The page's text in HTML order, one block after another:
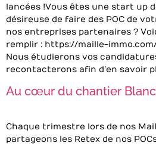
lancées ! Vous êtes une start up
désireuse de faire des POC de
nos entreprises partenaires ?
remplir : https://maille-
Nous étudierons vos
recontacterons afin d’en savoir
Au cœur du chantier
Chaque trimestre lors de nos
partageons les Retex de nos